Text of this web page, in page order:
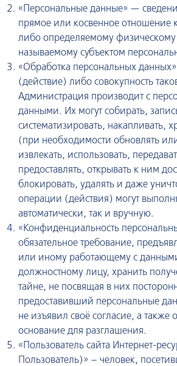
«Персональные данные» —
прямое или косвенное отношение
либо определяемому
называемому субъектом
«Обработка персональных
(действие) либо совокупность
Администрация производит с
данными. Их могут собирать,
систематизировать, накапливать,
(при необходимости обновлять
извлекать, использовать,
предоставлять, открывать к ним
блокировать, удалять и даже
операции (действия) могут
автоматически, так и вручную.
«Конфиденциальность
обязательное требование,
или иному работающему с
должностному лицу, хранить
тайне, не посвящая в них
предоставивший персональные
не изъявил своё согласие, а также
основание для разглашения.
«Пользователь сайта Интернет-
Пользователь)» – человек,